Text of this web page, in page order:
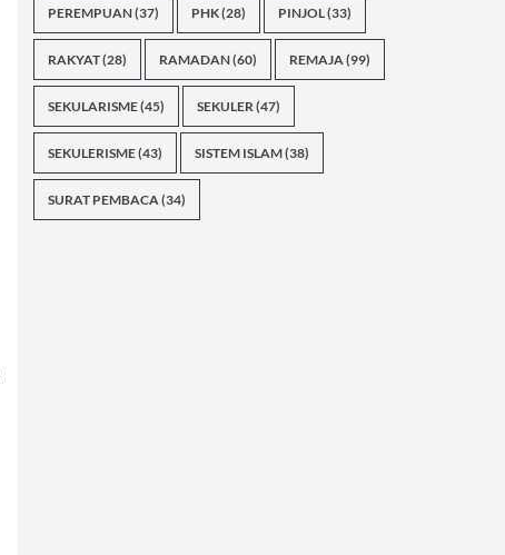
PEREMPUAN(37) PHK(28) PINJOL(33)
RAKYAT(28) RAMADAN(60) REMAJA(99)
SEKULARISME(45) SEKULER(47)
SEKULERISME(43) SISTEM ISLAM(38)
SURAT PEMBACA(34)